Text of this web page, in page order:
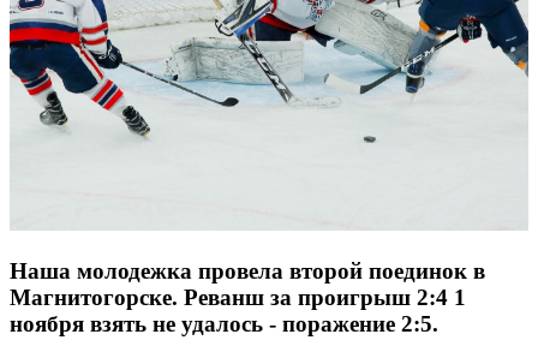
Наша молодежка провела второй поединок в
Магнитогорске. Реванш за проигрыш 2:4 1
ноября взять не удалось - поражение 2:5.